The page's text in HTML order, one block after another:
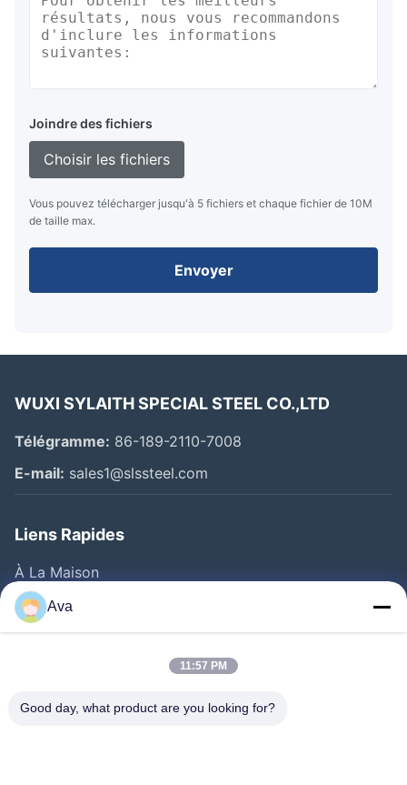
Joindre des fichiers
Choisir les fichiers
Vous pouvez télécharger jusqu'à 5 fichiers et chaque fichier de 10M
de taille max.
Envoyer
WUXI SYLAITH SPECIAL STEEL CO.,LTD
Télégramme: 86-189-2110-7008
E-mail: sales1@slssteel.com
Liens Rapides
À La Maison
Produits
Vidéos
Visite De L'usine
Ava
11:57 PM
Good day, what product are you looking for?